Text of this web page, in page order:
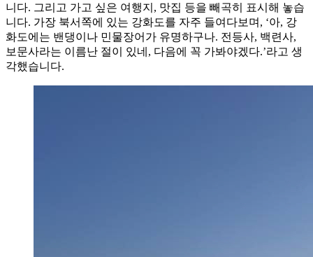
니다. 그리고 가고 싶은 여행지, 맛집 등을 빼곡히 표시해 놓습
니다. 가장 북서쪽에 있는 강화도를 자주 들여다보며, ‘아, 강
화도에는 밴댕이나 민물장어가 유명하구나. 전등사, 백련사,
보문사라는 이름난 절이 있네, 다음에 꼭 가봐야겠다.’라고 생
각했습니다.